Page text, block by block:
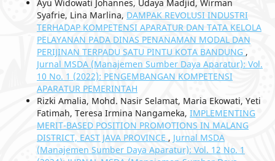
Ayu Widowati Johannes, Udaya Madjid, Wirman
Syafrie, Lina Marlina, DAMPAK REVOLUSI INDUSTRI
TERHADAP KOMPETENSI APARATUR DAN TATA KELOLA
PELAYANAN PADA DINAS PENANAMAN MODAL DAN
PERIJINAN TERPADU SATU PINTU KOTA BANDUNG ,
Jurnal MSDA (Manajemen Sumber Daya Aparatur): Vol.
10 No. 1 (2022): PENGEMBANGAN KOMPETENSI
APARATUR PEMERINTAH
Rizki Amalia, Mohd. Nasir Selamat, Maria Ekowati, Yeti
Fatimah, Teresa Irmina Nangameka, IMPLEMENTING
MERIT-BASED POSITION PROMOTIONS IN MALANG
DISTRICT, EAST JAVA PROVINCE , Jurnal MSDA
(Manajemen Sumber Daya Aparatur): Vol. 12 No. 1